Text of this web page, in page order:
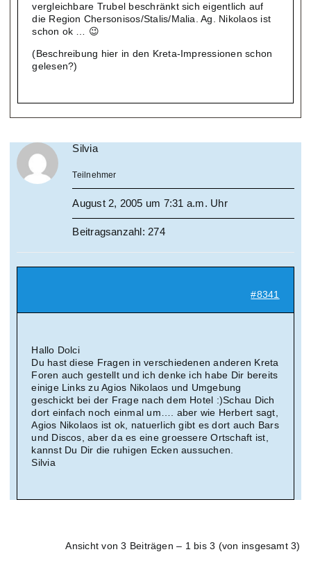
vergleichbare Trubel beschränkt sich eigentlich auf
die Region Chersonisos/Stalis/Malia. Ag. Nikolaos ist
schon ok … 😉
(Beschreibung hier in den Kreta-Impressionen schon
gelesen?)
Silvia
Teilnehmer
August 2, 2005 um 7:31 a.m. Uhr
Beitragsanzahl: 274
#8341
Hallo Dolci
Du hast diese Fragen in verschiedenen anderen Kreta
Foren auch gestellt und ich denke ich habe Dir bereits
einige Links zu Agios Nikolaos und Umgebung
geschickt bei der Frage nach dem Hotel :)Schau Dich
dort einfach noch einmal um…. aber wie Herbert sagt,
Agios Nikolaos ist ok, natuerlich gibt es dort auch Bars
und Discos, aber da es eine groessere Ortschaft ist,
kannst Du Dir die ruhigen Ecken aussuchen.
Silvia
Ansicht von 3 Beiträgen – 1 bis 3 (von insgesamt 3)